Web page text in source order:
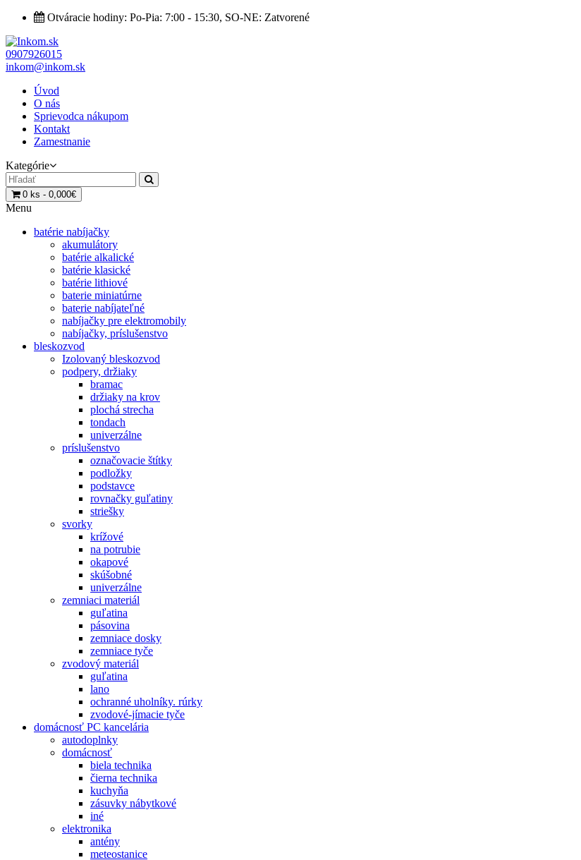
Otváracie hodiny: Po-Pia: 7:00 - 15:30, SO-NE: Zatvorené
0907926015
inkom@inkom.sk
Úvod
O nás
Sprievodca nákupom
Kontakt
Zamestnanie
Kategórie
0 ks - 0,000€
Menu
batérie nabíjačky
akumulátory
batérie alkalické
batérie klasické
batérie lithiové
baterie miniatúrne
baterie nabíjateľné
nabíjačky pre elektromobily
nabíjačky, príslušenstvo
bleskozvod
Izolovaný bleskozvod
podpery, držiaky
bramac
držiaky na krov
plochá strecha
tondach
univerzálne
príslušenstvo
označovacie štítky
podložky
podstavce
rovnačky guľatiny
striešky
svorky
krížové
na potrubie
okapové
skúšobné
univerzálne
zemniaci materiál
guľatina
pásovina
zemniace dosky
zemniace tyče
zvodový materiál
guľatina
lano
ochranné uholníky. rúrky
zvodové-jímacie tyče
domácnosť PC kancelária
autodoplnky
domácnosť
biela technika
čierna technika
kuchyňa
zásuvky nábytkové
iné
elektronika
antény
meteostanice